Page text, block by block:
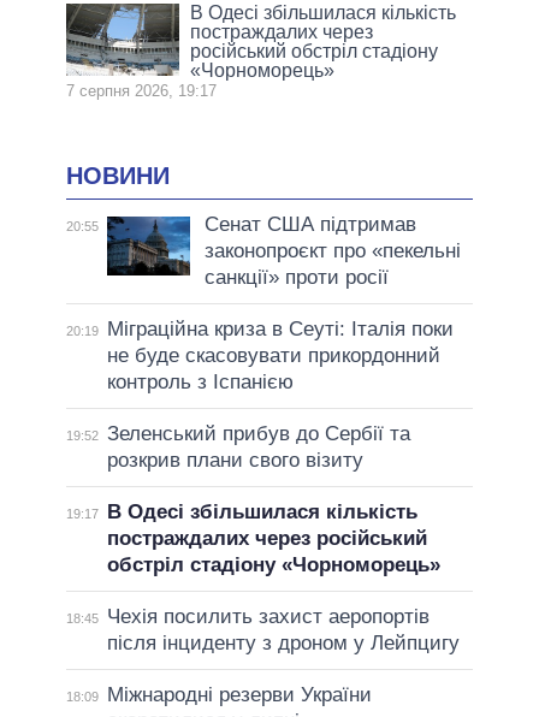
В Одесі збільшилася кількість
постраждалих через
російський обстріл стадіону
«Чорноморець»
7 серпня 2026, 19:17
НОВИНИ
20:55
Сенат США підтримав
законопроєкт про «пекельні
санкції» проти росії
20:19
Міграційна криза в Сеуті: Італія поки
не буде скасовувати прикордонний
контроль з Іспанією
19:52 Зеленський прибув до Сербії та
розкрив плани свого візиту
19:17
В Одесі збільшилася кількість
постраждалих через російський
обстріл стадіону «Чорноморець»
18:45
Чехія посилить захист аеропортів
після інциденту з дроном у Лейпцигу
18:09
Міжнародні резерви України